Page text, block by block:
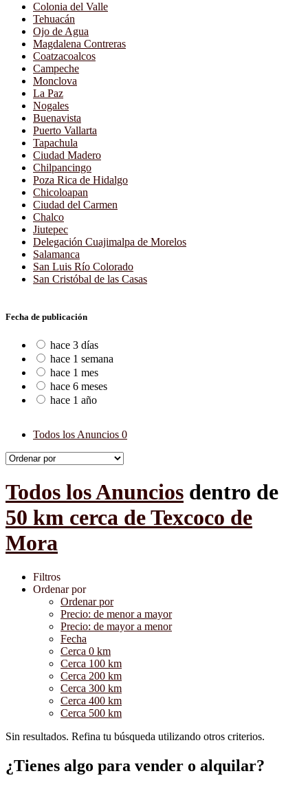
Colonia del Valle
Tehuacán
Ojo de Agua
Magdalena Contreras
Coatzacoalcos
Campeche
Monclova
La Paz
Nogales
Buenavista
Puerto Vallarta
Tapachula
Ciudad Madero
Chilpancingo
Poza Rica de Hidalgo
Chicoloapan
Ciudad del Carmen
Chalco
Jiutepec
Delegación Cuajimalpa de Morelos
Salamanca
San Luis Río Colorado
San Cristóbal de las Casas
Fecha de publicación
hace 3 días
hace 1 semana
hace 1 mes
hace 6 meses
hace 1 año
Todos los Anuncios 0
Todos los Anuncios dentro de
50 km cerca de Texcoco de
Mora
Filtros
Ordenar por
Ordenar por
Precio: de menor a mayor
Precio: de mayor a menor
Fecha
Cerca 0 km
Cerca 100 km
Cerca 200 km
Cerca 300 km
Cerca 400 km
Cerca 500 km
Sin resultados. Refina tu búsqueda utilizando otros criterios.
¿Tienes algo para vender o alquilar?